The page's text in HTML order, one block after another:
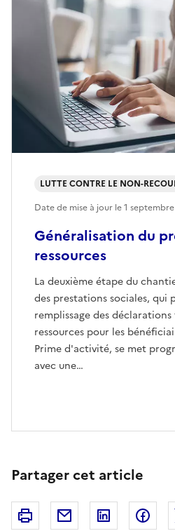
Généralisation du
ressources
La deuxième étape du
des prestations sociales, qui
remplissage des
ressources pour les
Prime d'activité, se met
avec une…
LUTTE CONTRE LE NON-
Date de mise à jour le1
Partager cet article
Imprimer Courriel Linkedin